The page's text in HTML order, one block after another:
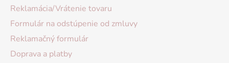
Reklamácia/Vrátenie tovaru
Formulár na odstúpenie od zmluvy
Reklamačný formulár
Doprava a platby